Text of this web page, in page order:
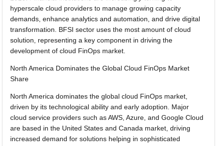
hyperscale cloud providers to manage growing capacity
demands, enhance analytics and automation, and drive digital
transformation. BFSI sector uses the most amount of cloud
solution, representing a key component in driving the
development of cloud FinOps market.
North America Dominates the Global Cloud FinOps Market
Share
North America dominates the global cloud FinOps market,
driven by its technological ability and early adoption. Major
cloud service providers such as AWS, Azure, and Google Cloud
are based in the United States and Canada market, driving
increased demand for solutions helping in sophisticated